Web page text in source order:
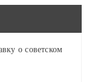
о советском